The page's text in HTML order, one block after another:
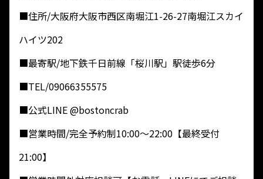
■住所/大阪府大阪市西区南堀江1-26-27南堀江スカイ
ハイツ202
■最寄駅/地下鉄千日前線「桜川駅」駅徒歩6分
■TEL/09066355575
■公式LINE @bostoncrab
■営業時間/完全予約制10:00～22:00【最終受付
21:00】